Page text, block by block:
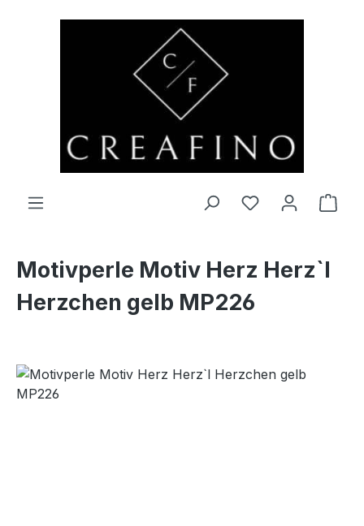
Zum Hauptinhalt springen
Du hast 0
Motivperle Motiv Herz Herz`l
Herzchen gelb MP226